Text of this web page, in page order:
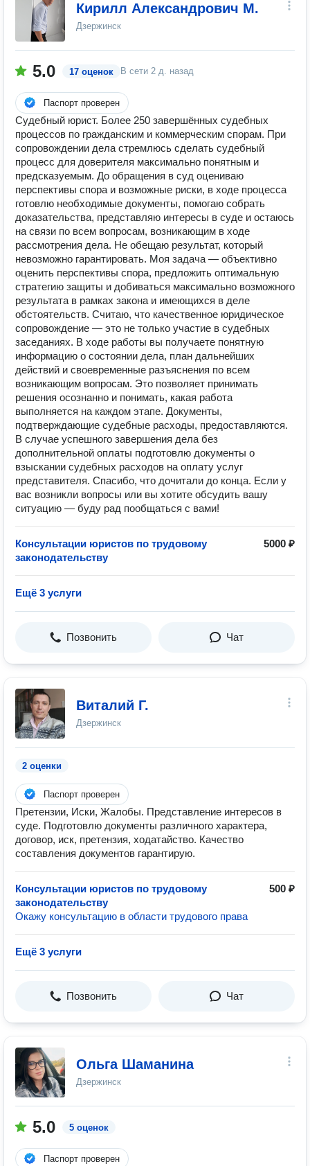
Кирилл Александрович М.
Дзержинск
5.0 17 оценок В сети 2 д. назад
Паспорт проверен
Судебный юрист. Более 250 завершённых судебных
процессов по гражданским и коммерческим спорам. При
сопровождении дела стремлюсь сделать судебный
процесс для доверителя максимально понятным и
предсказуемым. До обращения в суд оцениваю
перспективы спора и возможные риски, в ходе процесса
готовлю необходимые документы, помогаю собрать
доказательства, представляю интересы в суде и остаюсь
на связи по всем вопросам, возникающим в ходе
рассмотрения дела. Не обещаю результат, который
невозможно гарантировать. Моя задача — объективно
оценить перспективы спора, предложить оптимальную
стратегию защиты и добиваться максимально возможного
результата в рамках закона и имеющихся в деле
обстоятельств. Считаю, что качественное юридическое
сопровождение — это не только участие в судебных
заседаниях. В ходе работы вы получаете понятную
информацию о состоянии дела, план дальнейших
действий и своевременные разъяснения по всем
возникающим вопросам. Это позволяет принимать
решения осознанно и понимать, какая работа
выполняется на каждом этапе. Документы,
подтверждающие судебные расходы, предоставляются.
В случае успешного завершения дела без
дополнительной оплаты подготовлю документы о
взыскании судебных расходов на оплату услуг
представителя. Спасибо, что дочитали до конца. Если у
вас возникли вопросы или вы хотите обсудить вашу
ситуацию — буду рад пообщаться с вами!
Консультации юристов по трудовому
законодательству
5000 ₽
Ещё 3 услуги
Позвонить Чат
Виталий Г.
Дзержинск
2 оценки
Паспорт проверен
Претензии, Иски, Жалобы. Представление интересов в
суде. Подготовлю документы различного характера,
договор, иск, претензия, ходатайство. Качество
составления документов гарантирую.
Консультации юристов по трудовому
законодательству
500 ₽
Окажу консультацию в области трудового права
Ещё 3 услуги
Позвонить Чат
Ольга Шаманина
Дзержинск
5.0 5 оценок
Паспорт проверен